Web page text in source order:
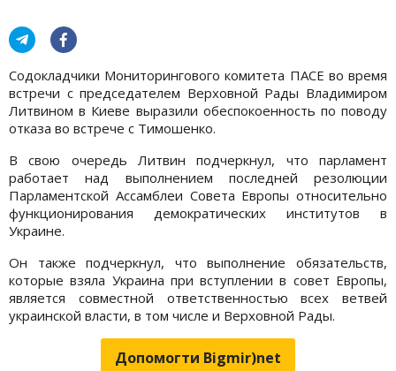
Содокладчики Мониторингового комитета ПАСЕ во время
встречи с председателем Верховной Рады Владимиром
Литвином в Киеве выразили обеспокоенность по поводу
отказа во встрече с Тимошенко.
В свою очередь Литвин подчеркнул, что парламент
работает над выполнением последней резолюции
Парламентской Ассамблеи Совета Европы относительно
функционирования демократических институтов в
Украине.
Он также подчеркнул, что выполнение обязательств,
которые взяла Украина при вступлении в совет Европы,
является совместной ответственностью всех ветвей
украинской власти, в том числе и Верховной Рады.
Допомогти Bigmir)net